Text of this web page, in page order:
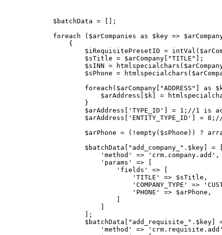
$batchData = [];
foreach ($arCompanies as $key =>
{
$iRequisitePresetID =
$sTitle = $arCompany["TITLE"];
$sINN =
$sPhone =
foreach($arCompany["ADDRESS"] as
$arAddress[$k] =
}
$arAddress['TYPE_ID'] = 1;//1 is
$arAddress['ENTITY_TYPE_ID'] =
$arPhone = (!empty($sPhone)) ?
$batchData["add_company_".$key] =
'method' => 'crm.company.add',
'params' => [
'fields' => [
'TITLE' => $sTitle,
'COMPANY_TYPE' =>
'PHONE' => $arPhone,
];
$batchData["add_requisite_".$key]
'method' =>